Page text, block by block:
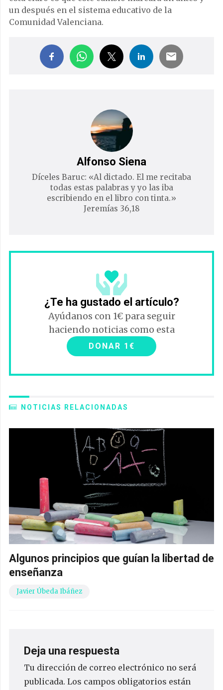
un después en el sistema educativo de la
Comunidad Valenciana.
Alfonso Siena
Díceles Baruc: «Al dictado. El me recitaba
todas estas palabras y yo las iba
escribiendo en el libro con tinta.»
Jeremías 36,18
¿Te ha gustado el artículo?
Ayúdanos con 1€ para seguir
haciendo noticias como esta
DONAR 1€
NOTICIAS RELACIONADAS
Algunos principios que guían la libertad de
enseñanza
Javier Úbeda Ibáñez
Deja una respuesta
Tu dirección de correo electrónico no será
publicada. Los campos obligatorios están